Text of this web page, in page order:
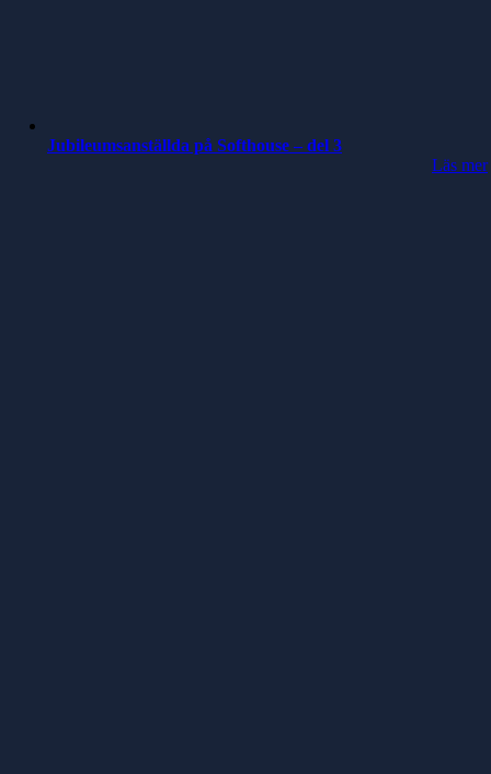
Jubileumsanställda på Softhouse – del 3
Läs mer